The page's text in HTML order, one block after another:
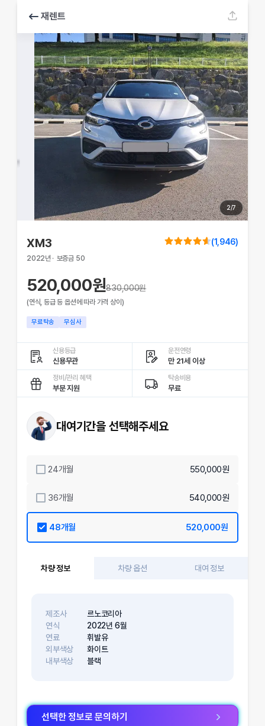
재렌트
2/7
XM3 (1,946)
2022년 · 보증금 50
520,000원830,000원
(연식, 등급 등 옵션에 따라 가격 상이)
무료탁송 무심사
신용등급
신용무관
운전연령
만 21세 이상
정비/관리 혜택
부분 지원
탁송비용
무료
대여기간을 선택해주세요
24개월 550,000원
36개월 540,000원
48개월 520,000원
차량 정보 차량 옵션 대여 정보
제조사
르노코리아
연식
2022년 6월
연료
휘발유
외부색상
화이트
내부색상
블랙
선택한 정보로 문의하기